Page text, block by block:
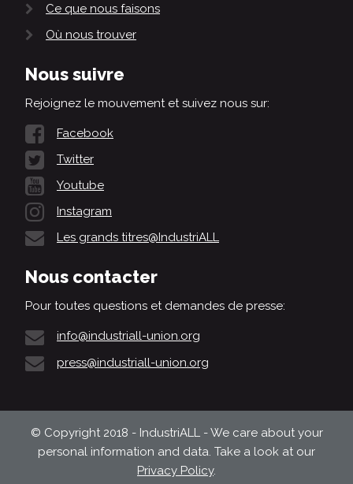
Ce que nous faisons
Où nous trouver
Nous suivre
Rejoignez le mouvement et suivez nous sur:
Facebook
Twitter
Youtube
Instagram
Les grands titres@IndustriALL
Nous contacter
Pour toutes questions et demandes de presse:
info@industriall-union.org
press@industriall-union.org
© Copyright 2018 - IndustriALL - We care about your
personal information and data. Take a look at our
Privacy Policy.